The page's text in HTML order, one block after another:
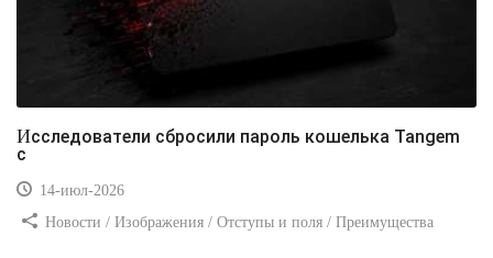
Исследователи сбросили пароль кошелька Tangem
с
14-июл-2026
Новости / Изображения / Отступы и поля / Преимущества